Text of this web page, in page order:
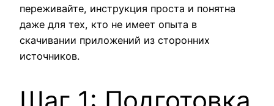
переживайте, инструкция проста и понятна
даже для тех, кто не имеет опыта в
скачивании приложений из сторонних
источников.